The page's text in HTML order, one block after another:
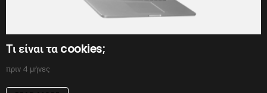
Τι είναι τα cookies;
πριν 4 μήνες